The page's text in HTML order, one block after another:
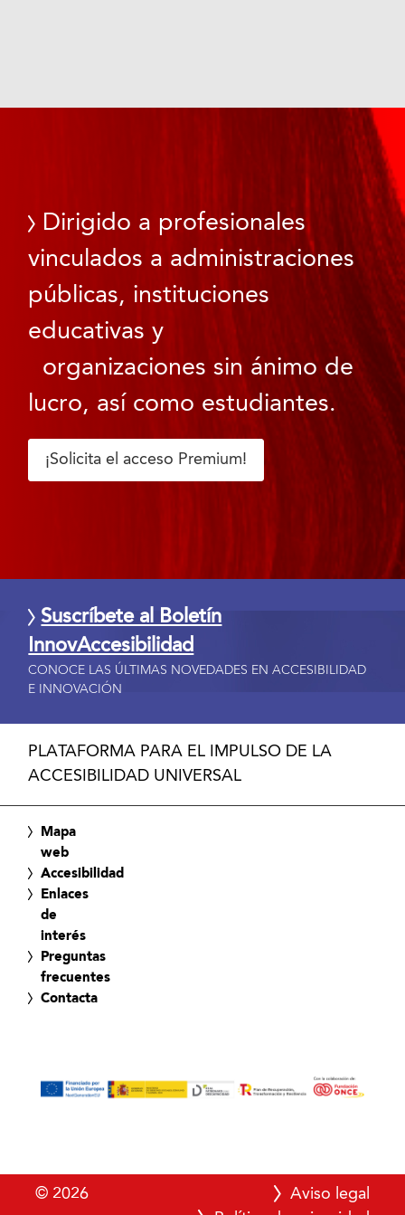
Dirigido a profesionales
vinculados a administraciones
públicas, instituciones
educativas y
organizaciones sin ánimo de
lucro, así como estudiantes.
¡Solicita el acceso Premium!
Suscríbete al Boletín
InnovAccesibilidad
CONOCE LAS ÚLTIMAS NOVEDADES EN ACCESIBILIDAD
E INNOVACIÓN
PLATAFORMA PARA EL IMPULSO DE LA
ACCESIBILIDAD UNIVERSAL
Mapa
web
Accesibilidad
Enlaces
de
interés
Preguntas
frecuentes
Contacta
© 2026
Aviso legal